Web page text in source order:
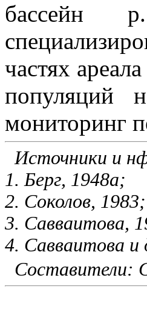
бассейн
частях
популяций
мониторинг
Источники и
1. Берг, 1948а;
2. Соколов, 1983;
3. Савваитова,
4. Савваитова и
Составители: